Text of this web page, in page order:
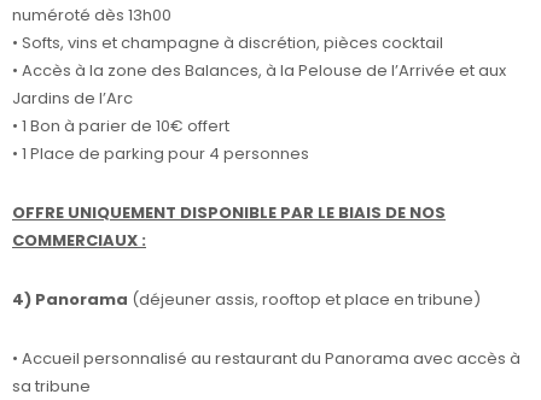
numéroté dès 13h00
• Softs, vins et champagne à discrétion, pièces cocktail
• Accès à la zone des Balances, à la Pelouse de l’Arrivée et aux
Jardins de l’Arc
• 1 Bon à parier de 10€ offert
• 1 Place de parking pour 4 personnes
OFFRE UNIQUEMENT DISPONIBLE PAR LE BIAIS DE NOS
COMMERCIAUX :
4) Panorama (déjeuner assis, rooftop et place en tribune)
• Accueil personnalisé au restaurant du Panorama avec accès à
sa tribune